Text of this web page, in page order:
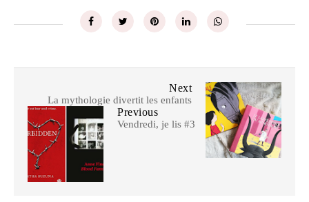
Next
La mythologie divertit les enfants
Previous
Vendredi, je lis #3